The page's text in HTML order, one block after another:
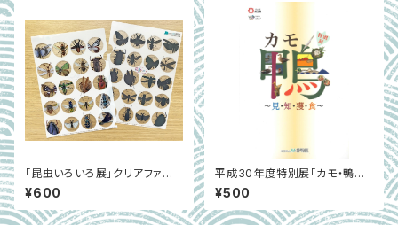
「昆虫いろいろ展」クリアファイ
ル
¥600
平成30年度特別展「カモ・鴨～
見・知・獲・食～」
¥500